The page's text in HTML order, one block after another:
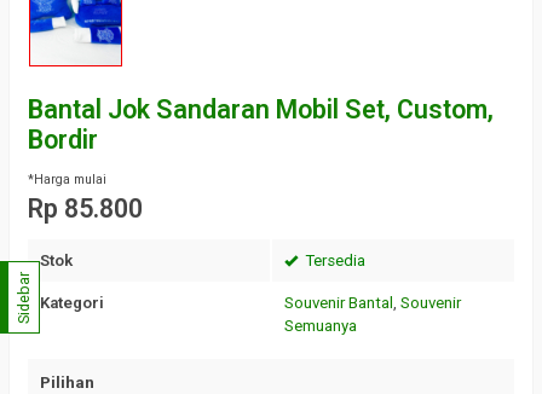
Bantal Jok Sandaran Mobil Set, Custom,
Bordir
*Harga mulai
Rp 85.800
Stok Tersedia
Kategori Souvenir Bantal Souvenir
Semuanya
Pilihan
Sidebar